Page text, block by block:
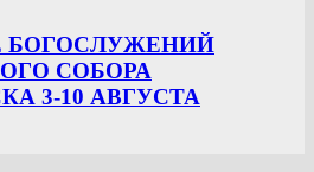
БОГОСЛУЖЕНИЙ
СОБОРА
3-10 АВГУСТА